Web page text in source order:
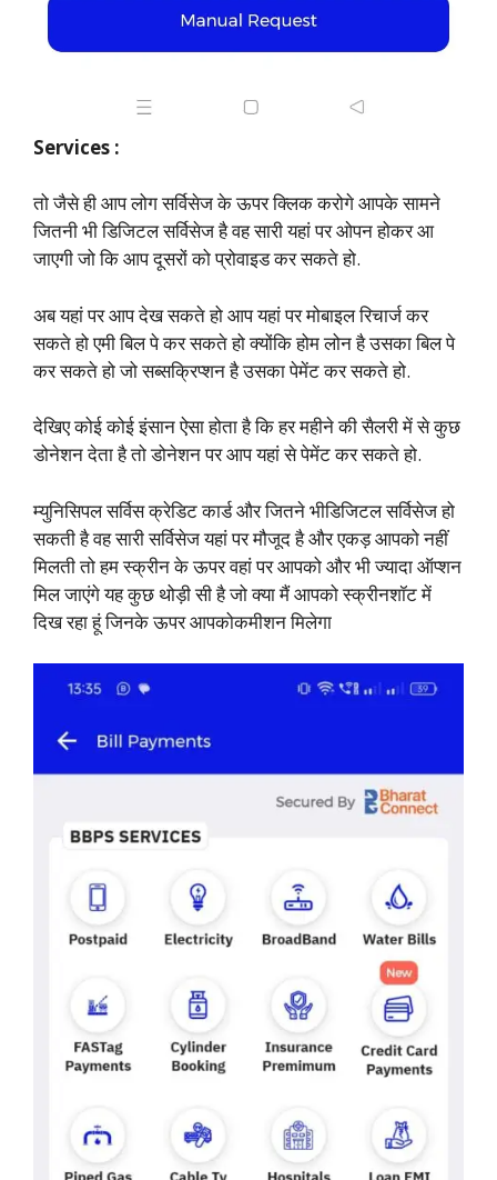
Services :
तो जैसे ही आप लोग सर्विसेज के ऊपर क्लिक करोगे आपके सामने
जितनी भी डिजिटल सर्विसेज है वह सारी यहां पर ओपन होकर आ
जाएगी जो कि आप दूसरों को प्रोवाइड कर सकते हो.
अब यहां पर आप देख सकते हो आप यहां पर मोबाइल रिचार्ज कर
सकते हो एमी बिल पे कर सकते हो क्योंकि होम लोन है उसका बिल पे
कर सकते हो जो सब्सक्रिप्शन है उसका पेमेंट कर सकते हो.
देखिए कोई कोई इंसान ऐसा होता है कि हर महीने की सैलरी में से कुछ
डोनेशन देता है तो डोनेशन पर आप यहां से पेमेंट कर सकते हो.
म्युनिसिपल सर्विस क्रेडिट कार्ड और जितने भीडिजिटल सर्विसेज हो
सकती है वह सारी सर्विसेज यहां पर मौजूद है और एकड़ आपको नहीं
मिलती तो हम स्क्रीन के ऊपर वहां पर आपको और भी ज्यादा ऑप्शन
मिल जाएंगे यह कुछ थोड़ी सी है जो क्या मैं आपको स्क्रीनशॉट में
दिख रहा हूं जिनके ऊपर आपकोकमीशन मिलेगा